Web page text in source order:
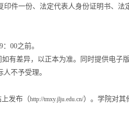
印件一份、法定代表人身份证明书、法
9： 00之前。
有差异，以正本为准。同时提供电子
不予受理。
发布（http://tmxy.jlju.edu.cn/）。学院对其